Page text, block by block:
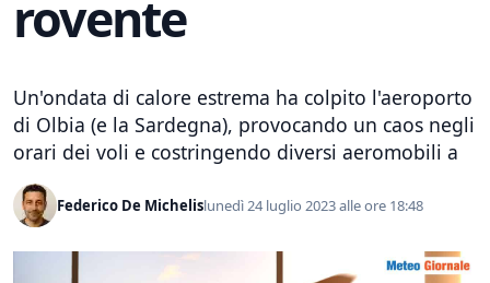
rovente
Un'ondata di calore estrema ha colpito l'aeroporto
di Olbia (e la Sardegna), provocando un caos negli
orari dei voli e costringendo diversi aeromobili a
Federico De Michelislunedì 24 luglio 2023 alle ore 18:48